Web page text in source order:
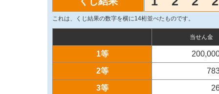
これは、くじ結果の数字を横に14桁並べたものです。
当せん金
1等
2等
3等